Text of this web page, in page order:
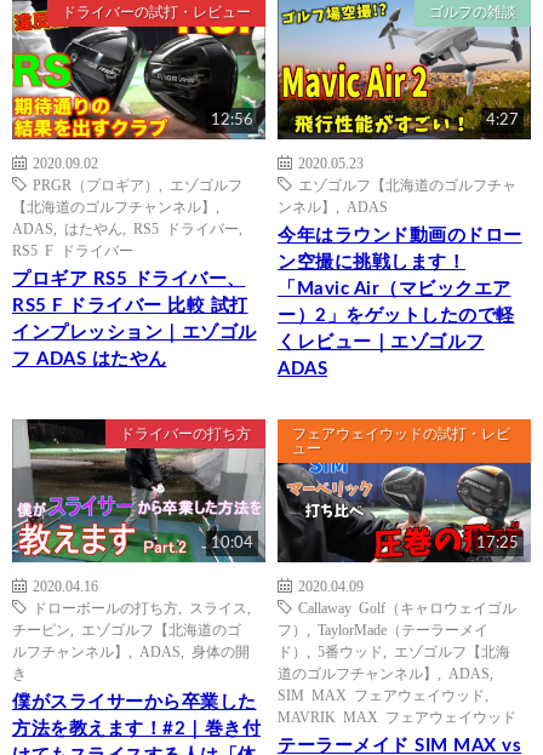
ドライバーの試打・レビュー
12:56
2020.09.02
PRGR（プロギア）
エゾゴルフ
【北海道のゴルフチャンネル】
ADAS
はたやん RS5 ドライバー
RS5 F ドライバー
プロギア RS5 ドライバー、
RS5 F ドライバー 比較 試打
インプレッション｜エゾゴル
フ ADAS はたやん
ゴルフの雑談
4:27
2020.05.23
エゾゴルフ【北海道のゴルフチャ
ンネル】
ADAS
今年はラウンド動画のドロー
ン空撮に挑戦します！
「Mavic Air（マビックエア
ー）2」をゲットしたので軽
くレビュー｜エゾゴルフ
ADAS
ドライバーの打ち方
10:04
2020.04.16
ドローボールの打ち方
スライス
チーピン
エゾゴルフ【北海道のゴ
ルフチャンネル】
ADAS
身体の開
き
僕がスライサーから卒業した
方法を教えます！#2｜巻き付
フェアウェイウッドの試打・レビ
ュー
17:25
2020.04.09
Callaway Golf（キャロウェイゴル
フ）
TaylorMade（テーラーメイ
ド）
5番ウッド
エゾゴルフ【北海
道のゴルフチャンネル】
ADAS
SIM MAX フェアウェイウッド
MAVRIK MAX フェアウェイウッド
テーラーメイド SIM MAX vs